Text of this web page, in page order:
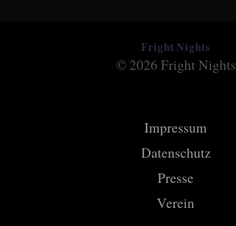
Fright Nights
© 2026 Fright Nights
Impressum
Datenschutz
Presse
Verein